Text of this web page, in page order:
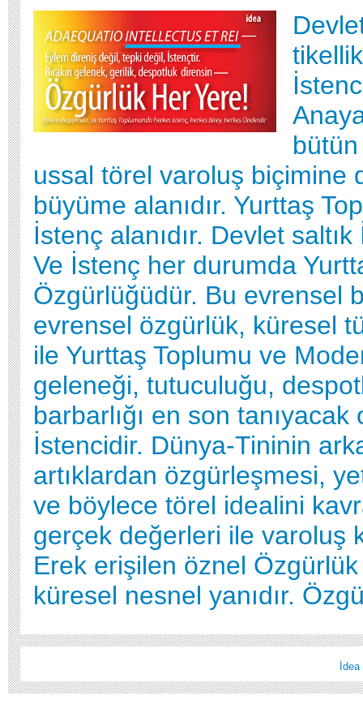
bütün
ussal törel varoluş biçimine
büyüme alanıdır. Yurttaş
İstenç alanıdır. Devlet saltık
Ve İstenç her durumda
Özgürlüğüdür. Bu evrensel
evrensel özgürlük, küresel
ile Yurttaş Toplumu ve
geleneği, tutuculuğu,
barbarlığı en son
İstencidir. Dünya-Tininin
artıklardan özgürleşmesi,
ve böylece törel idealini
gerçek değerleri ile varoluş
Erek erişilen öznel
küresel nesnel yanıdır.